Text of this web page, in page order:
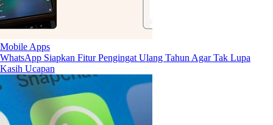
Mobile Apps
WhatsApp Siapkan Fitur Pengingat Ulang Tahun Agar Tak Lupa
Kasih Ucapan